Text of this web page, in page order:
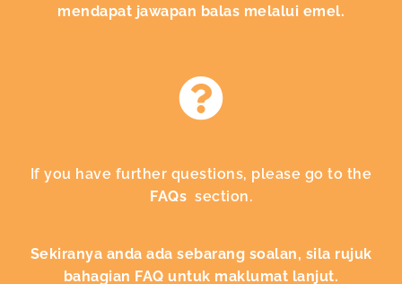
mendapat jawapan balas melalui emel.
If you have further questions, please go to the
FAQs section.
Sekiranya anda ada sebarang soalan, sila rujuk
bahagian FAQ untuk maklumat lanjut.